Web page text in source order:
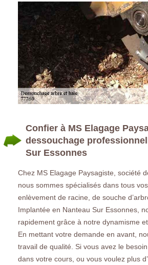
Confier à MS Elagage
dessouchage
Sur Essonnes
Chez MS Elagage Paysagiste, société
nous sommes spécialisés dans tous
enlèvement de racine, de souche
Implantée en Nanteau Sur Essonnes,
rapidement grâce à notre dynamisme
En mettant votre demande en avant,
travail de qualité. Si vous avez le
dans votre cours, ou vous voulez plus